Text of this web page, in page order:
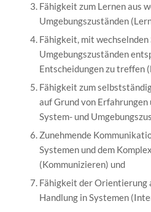
Fähigkeit zum Lernen aus
Umgebungszuständen
Fähigkeit, mit wechselnden
Umgebungszuständen
Entscheidungen zu treffen
Fähigkeit zum
auf Grund von
System- und
Zunehmende
Systemen und dem
(Kommunizieren) und
Fähigkeit der Orientierung
Handlung in Systemen